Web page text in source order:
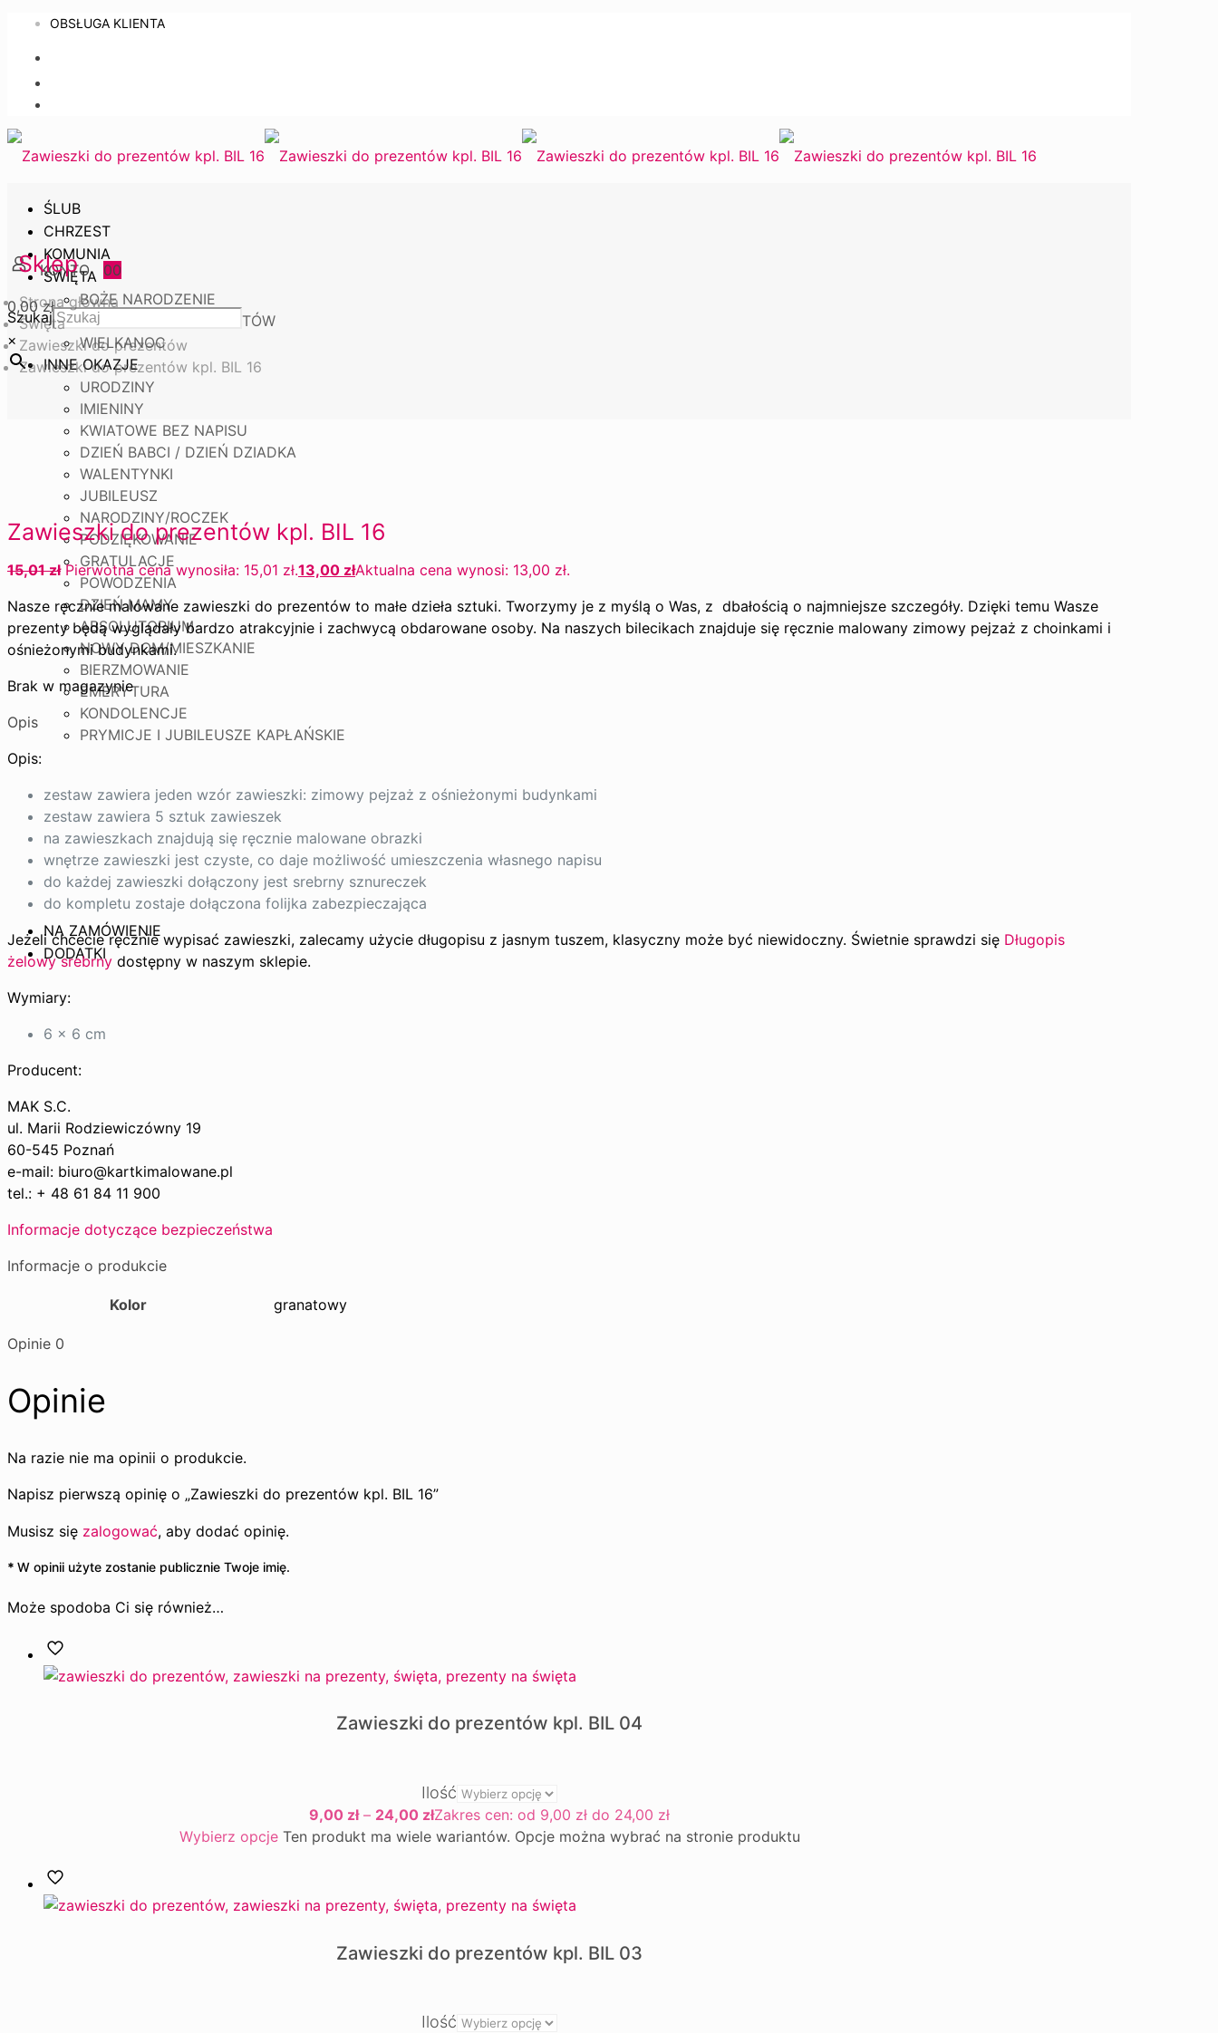
OBSŁUGA KLIENTA
ŚLUB
CHRZEST
KOMUNIA
ŚWIĘTA
BOŻE NARODZENIE
ZAWIESZKI DO PREZENTÓW
WIELKANOC
INNE OKAZJE
URODZINY
IMIENINY
KWIATOWE BEZ NAPISU
DZIEŃ BABCI / DZIEŃ DZIADKA
WALENTYNKI
JUBILEUSZ
NARODZINY/ROCZEK
PODZIĘKOWANIE
GRATULACJE
POWODZENIA
DZIEŃ MAMY
ABSOLUTORIUM
NOWY DOM/MIESZKANIE
BIERZMOWANIE
EMERYTURA
KONDOLENCJE
PRYMICJE I JUBILEUSZE KAPŁAŃSKIE
NA ZAMÓWIENIE
DODATKI
00
0,00 zł
Szukaj
×
Sklep
Strona główna
Święta
Zawieszki do prezentów
Zawieszki do prezentów kpl. BIL 16
Zawieszki do prezentów kpl. BIL 16
15,01zł Pierwotna cena wynosiła: 15,01 zł.13,00 złAktualna cena wynosi: 13,00 zł.
Nasze ręcznie malowane zawieszki do prezentów to małe dzieła sztuki. Tworzymy je z myślą o Was, z dbałością o najmniejsze szczegóły. Dzięki temu Wasze
prezenty będą wyglądały bardzo atrakcyjnie i zachwycą obdarowane osoby. Na naszych bilecikach znajduje się ręcznie malowany zimowy pejzaż z choinkami i
ośnieżonymi budynkami.
Brak w magazynie
Opis
Opis:
zestaw zawiera jeden wzór zawieszki: zimowy pejzaż z ośnieżonymi budynkami
zestaw zawiera 5 sztuk zawieszek
na zawieszkach znajdują się ręcznie malowane obrazki
wnętrze zawieszki jest czyste, co daje możliwość umieszczenia własnego napisu
do każdej zawieszki dołączony jest srebrny sznureczek
do kompletu zostaje dołączona folijka zabezpieczająca
Jeżeli chcecie ręcznie wypisać zawieszki, zalecamy użycie długopisu z jasnym tuszem, klasyczny może być niewidoczny. Świetnie sprawdzi się Długopis
żelowy srebrny dostępny w naszym sklepie.
Wymiary:
6 x 6 cm
Producent:
MAK S.C.
ul. Marii Rodziewiczówny 19
60-545 Poznań
e-mail: biuro@kartkimalowane.pl
tel.: + 48 61 84 11 900
Informacje dotyczące bezpieczeństwa
Informacje o produkcie
Kolor granatowy
Opinie 0
Opinie
Na razie nie ma opinii o produkcie.
Napisz pierwszą opinię o „Zawieszki do prezentów kpl. BIL 16”
Musisz się zalogować, aby dodać opinię.
* W opinii użyte zostanie publicznie Twoje imię.
Może spodoba Ci się również…
Zawieszki do prezentów kpl. BIL 04
Ilość
9,00 zł – 24,00 złZakres cen: od 9,00 zł do 24,00 zł
Wybierz opcje Ten produkt ma wiele wariantów. Opcje można wybrać na stronie produktu
Zawieszki do prezentów kpl. BIL 03
Ilość